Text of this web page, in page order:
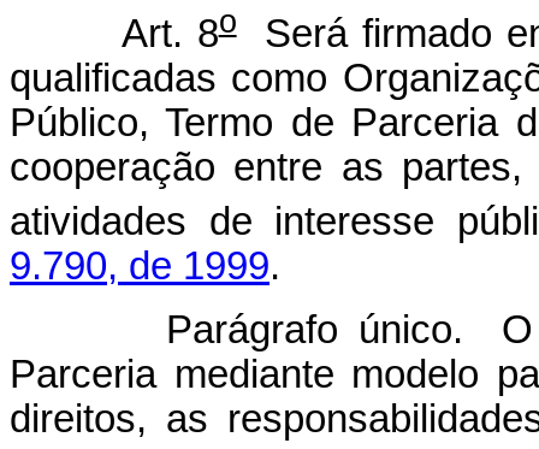
Art. 8oSerá firmado
qualificadas como
Público, Termo de Parceria
cooperação entre as
atividades de interesse
9.790, de 1999.
Parágrafo único. O
Parceria mediante modelo
direitos, as